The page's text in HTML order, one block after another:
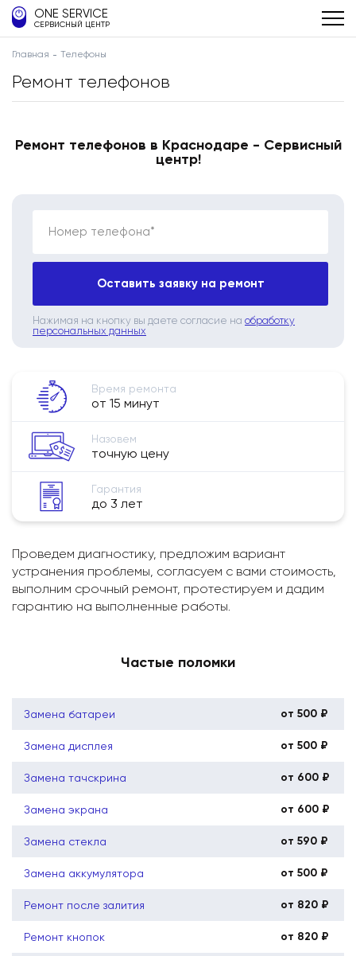
ONE SERVICE
СЕРВИСНЫЙ ЦЕНТР
Главная Телефоны
Ремонт телефонов
Ремонт телефонов в Краснодаре - Сервисный
центр!
Номер телефона*
Оставить заявку на ремонт
Нажимая на кнопку вы даете согласие на обработку
персональных данных
Время ремонта
от 15 минут
Назовем
точную цену
Гарантия
до 3 лет
Проведем диагностику, предложим вариант
устранения проблемы, согласуем с вами стоимость,
выполним срочный ремонт, протестируем и дадим
гарантию на выполненные работы.
Частые поломки
Замена батареи от 500 ₽
Замена дисплея от 500 ₽
Замена тачскрина от 600 ₽
Замена экрана от 600 ₽
Замена стекла от 590 ₽
Замена аккумулятора от 500 ₽
Ремонт после залития от 820 ₽
Ремонт кнопок от 820 ₽